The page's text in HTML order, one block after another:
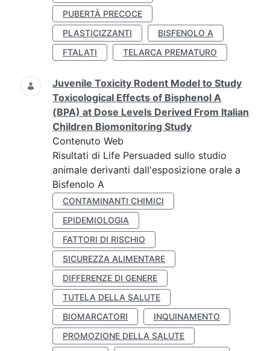
PUBERTÀ PRECOCE
PLASTICIZZANTI
BISFENOLO A
FTALATI
TELARCA PREMATURO
Juvenile Toxicity Rodent Model to Study
Toxicological Effects of Bisphenol A
(BPA) at Dose Levels Derived From Italian
Children Biomonitoring Study
Contenuto Web
Risultati di Life Persuaded sullo studio
animale derivanti dall'esposizione orale a
Bisfenolo A
CONTAMINANTI CHIMICI
EPIDEMIOLOGIA
FATTORI DI RISCHIO
SICUREZZA ALIMENTARE
DIFFERENZE DI GENERE
TUTELA DELLA SALUTE
BIOMARCATORI
INQUINAMENTO
PROMOZIONE DELLA SALUTE